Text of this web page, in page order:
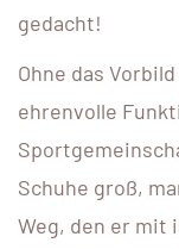
gedacht!
Ohne das
ehrenvolle
Schuhe groß,
Weg, den er mit